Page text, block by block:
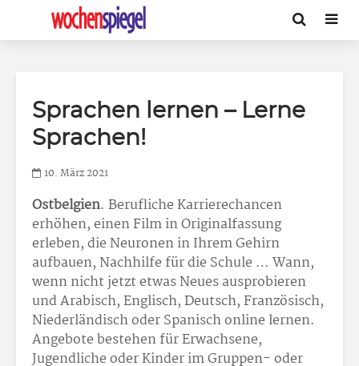
Sprachen lernen – Lerne
Sprachen!
10. März 2021
Ostbelgien. Berufliche Karrierechancen
erhöhen, einen Film in Originalfassung
erleben, die Neuronen in Ihrem Gehirn
aufbauen, Nachhilfe für die Schule … Wann,
wenn nicht jetzt etwas Neues ausprobieren
und Arabisch, Englisch, Deutsch, Französisch,
Niederländisch oder Spanisch online lernen.
Angebote bestehen für Erwachsene,
Jugendliche oder Kinder im Gruppen- oder